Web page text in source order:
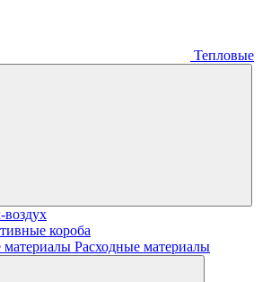
Тепловые
воздух
короба
Расходные материалы